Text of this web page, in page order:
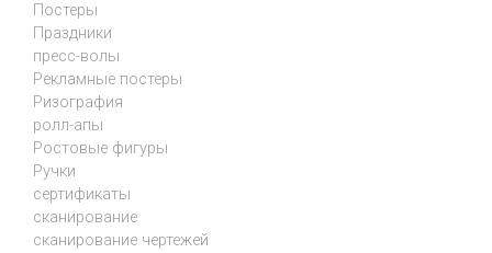
Постеры
Праздники
пресс-волы
Рекламные постеры
Ризография
ролл-апы
Ростовые фигуры
Ручки
сертификаты
сканирование
сканирование чертежей